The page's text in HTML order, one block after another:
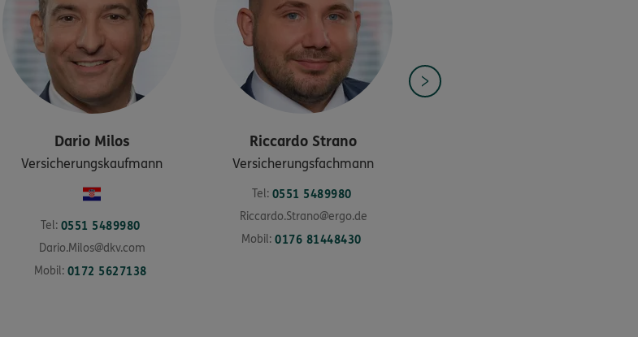
Dario Milos
Versicherungskaufmann
Tel: 0551 5489980
Dario.Milos@dkv.com
Mobil: 0172 5627138
Riccardo Strano
Versicherungsfachmann
Tel: 0551 5489980
Riccardo.Strano@ergo.de
Mobil: 0176 81448430